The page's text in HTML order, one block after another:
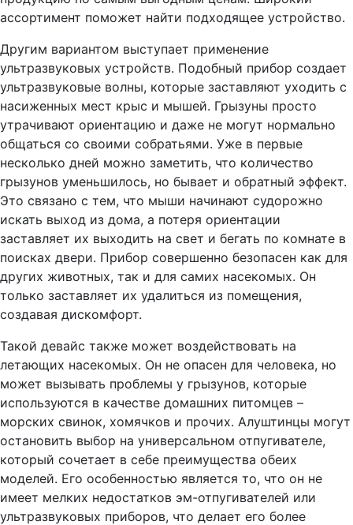
ассортимент поможет найти подходящее устройство.
Другим вариантом выступает применение
ультразвуковых устройств. Подобный прибор создает
ультразвуковые волны, которые заставляют уходить с
насиженных мест крыс и мышей. Грызуны просто
утрачивают ориентацию и даже не могут нормально
общаться со своими собратьями. Уже в первые
несколько дней можно заметить, что количество
грызунов уменьшилось, но бывает и обратный эффект.
Это связано с тем, что мыши начинают судорожно
искать выход из дома, а потеря ориентации
заставляет их выходить на свет и бегать по комнате в
поисках двери. Прибор совершенно безопасен как для
других животных, так и для самих насекомых. Он
только заставляет их удалиться из помещения,
создавая дискомфорт.
Такой девайс также может воздействовать на
летающих насекомых. Он не опасен для человека, но
может вызывать проблемы у грызунов, которые
используются в качестве домашних питомцев –
морских свинок, хомячков и прочих. Алуштинцы могут
остановить выбор на универсальном отпугивателе,
который сочетает в себе преимущества обеих
моделей. Его особенностью является то, что он не
имеет мелких недостатков эм-отпугивателей или
ультразвуковых приборов, что делает его более